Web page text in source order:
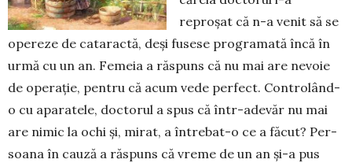
reproșat că n-a venit să se
opereze de cataractă, deși fusese programată încă în
urmă cu un an. Femeia a răspuns că nu mai are ne­voie
de operație, pentru că acum ve­de perfect. Con­tro­lând-
o cu apa­ra­tele, doctorul a spus că într-ade­văr nu mai
are nimic la ochi și, mirat, a în­trebat-o ce a făcut? Per­
soana în cau­ză a răspuns că vreme de un an și-a pus